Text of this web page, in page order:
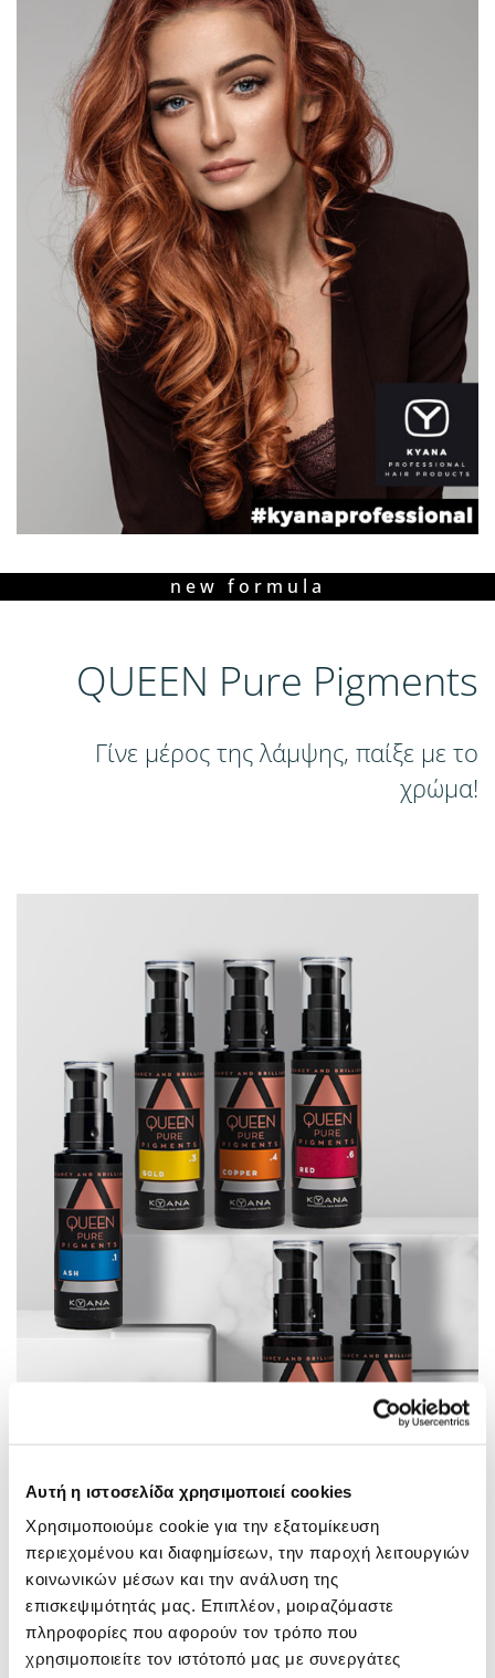
Αυτή η ιστοσελίδα χρησιμοποιεί cookies
Χρησιμοποιούμε cookie για την εξατομίκευση
περιεχομένου και διαφημίσεων, την παροχή λειτουργιών
κοινωνικών μέσων και την ανάλυση της
επισκεψιμότητάς μας. Επιπλέον, μοιραζόμαστε
πληροφορίες που αφορούν τον τρόπο που
χρησιμοποιείτε τον ιστότοπό μας με συνεργάτες
new formula
QUEEN Pure Pigments
Γίνε μέρος της λάμψης, παίξε με το
χρώμα!